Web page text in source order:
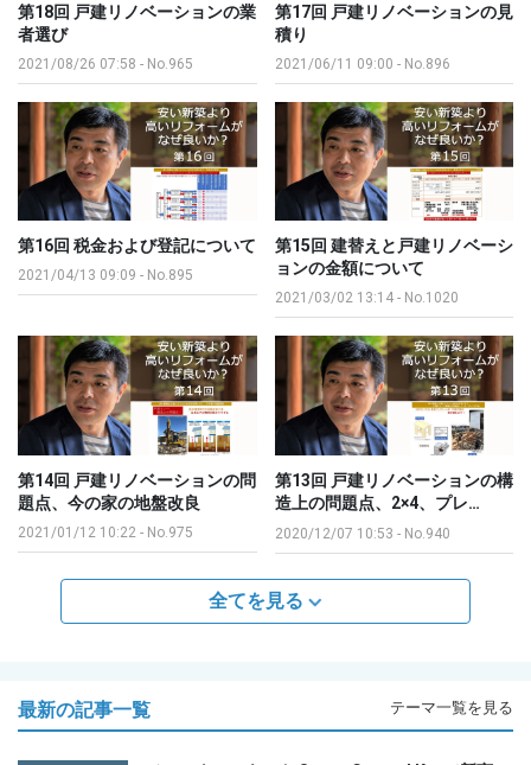
第18回 戸建リノベーションの業
者選び
2021/08/26 07:58 - No.965
第17回 戸建リノベーションの見
積り
2021/06/11 09:00 - No.896
第16回 税金および登記について
2021/04/13 09:09 - No.895
第15回 建替えと戸建リノベーシ
ョンの金額について
2021/03/02 13:14- No.1020
第14回 戸建リノベーションの問
題点、今の家の地盤改良
2021/01/12 10:22 - No.975
第13回 戸建リノベーションの構
造上の問題点、2×4、プレ…
2020/12/07 10:53 - No.940
全てを見る
最新の記事一覧 テーマ一覧を見る